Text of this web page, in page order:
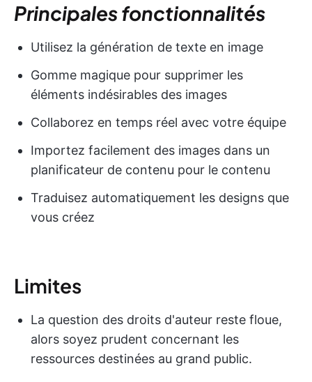
Principales fonctionnalités
Utilisez la génération de texte en image
Gomme magique pour supprimer les
éléments indésirables des images
Collaborez en temps réel avec votre équipe
Importez facilement des images dans un
planificateur de contenu pour le contenu
Traduisez automatiquement les designs que
vous créez
Limites
La question des droits d'auteur reste floue,
alors soyez prudent concernant les
ressources destinées au grand public.